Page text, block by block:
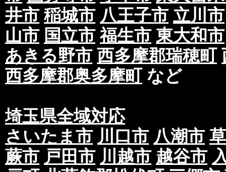
井市 稲城市 八王子市 立川市
山市 国立市 福生市 東大和市
あきる野市 西多摩郡瑞穂町
西多摩郡奥多摩町など
埼玉県全域対応
さいたま市 川口市 八潮市
蕨市 戸田市 川越市 越谷市